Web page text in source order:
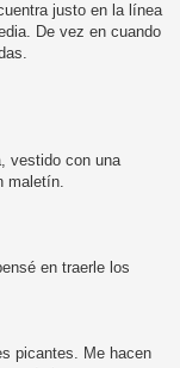
justo en la línea
De vez en cuando
vestido con una
maletín.
en traerle los
picantes. Me hacen